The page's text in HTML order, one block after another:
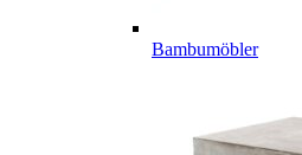
Bambumöbler